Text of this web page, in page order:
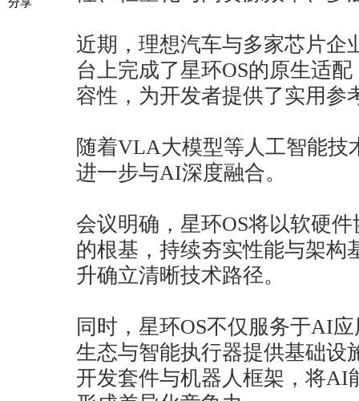
分享
近期，理想汽车与多家芯片企
台上完成了星环OS的原生适
容性，为开发者提供了实用参
随着VLA大模型等人工智能技
进一步与AI深度融合。
会议明确，星环OS将以软硬
的根基，持续夯实性能与架构
升确立清晰技术路径。
同时，星环OS不仅服务于AI
生态与智能执行器提供基础设
开发套件与机器人框架，将AI